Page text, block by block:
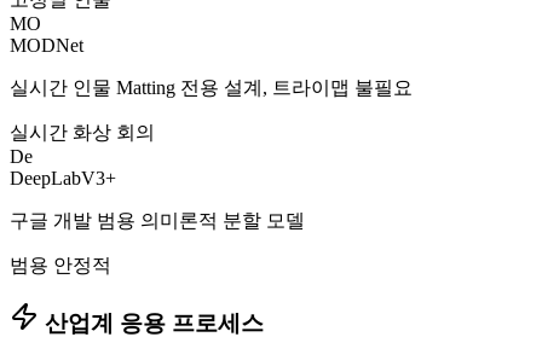
MO
MODNet
실시간 인물 Matting 전용 설계, 트라이맵 불필요
실시간 화상 회의
De
DeepLabV3+
구글 개발 범용 의미론적 분할 모델
범용 안정적
산업계 응용 프로세스